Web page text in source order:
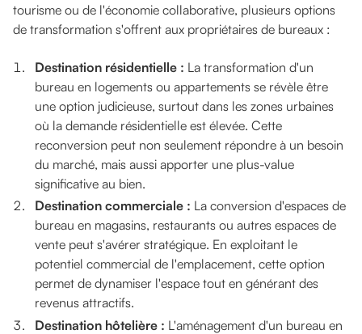
tourisme ou de l'économie collaborative, plusieurs options
de transformation s'offrent aux propriétaires de bureaux :
Destination résidentielle : La transformation d'un
bureau en logements ou appartements se révèle être
une option judicieuse, surtout dans les zones urbaines
où la demande résidentielle est élevée. Cette
reconversion peut non seulement répondre à un besoin
du marché, mais aussi apporter une plus-value
significative au bien.
Destination commerciale : La conversion d'espaces de
bureau en magasins, restaurants ou autres espaces de
vente peut s'avérer stratégique. En exploitant le
potentiel commercial de l'emplacement, cette option
permet de dynamiser l'espace tout en générant des
revenus attractifs.
Destination hôtelière : L'aménagement d'un bureau en